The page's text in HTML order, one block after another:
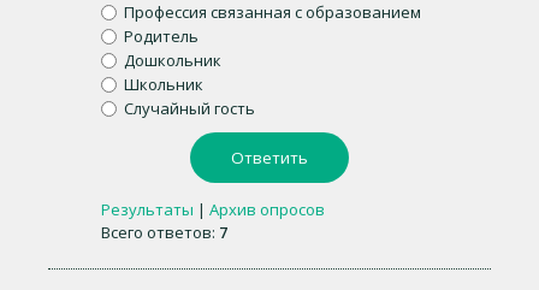
Профессия связанная с образованием
Родитель
Дошкольник
Школьник
Случайный гость
Результаты | Архив опросов
Всего ответов: 7